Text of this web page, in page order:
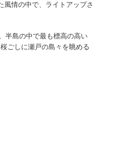
情の中で、ライトアップさ
半島の中で最も標高の高い
ごしに瀬戸の島々を眺める